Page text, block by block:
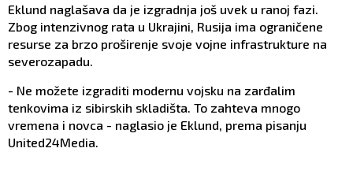
Eklund naglašava da je izgradnja još uvek u ranoj fazi.
Zbog intenzivnog rata u Ukrajini, Rusija ima ograničene
resurse za brzo proširenje svoje vojne infrastrukture na
severozapadu.
- Ne možete izgraditi modernu vojsku na zarđalim
tenkovima iz sibirskih skladišta. To zahteva mnogo
vremena i novca - naglasio je Eklund, prema pisanju
United24Media.